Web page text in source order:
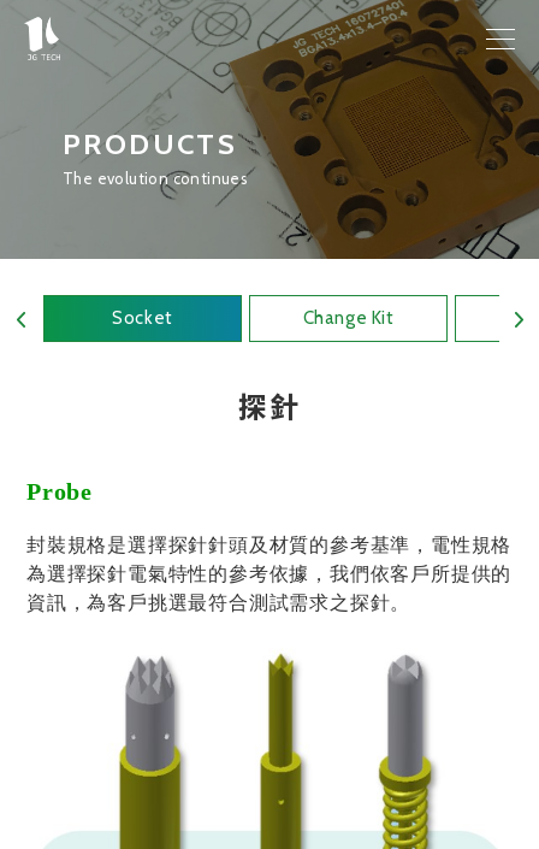
PRODUCTS
The evolution continues
Socket Change Kit 相
探針
Probe
封裝規格是選擇探針針頭及材質的參考基準，電性規格
為選擇探針電氣特性的參考依據，我們依客戶所提供的
資訊，為客戶挑選最符合測試需求之探針。